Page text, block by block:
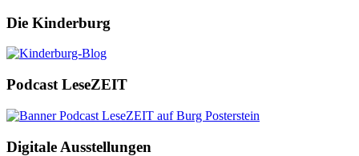
Die Kinderburg
Podcast LeseZEIT
Digitale Ausstellungen